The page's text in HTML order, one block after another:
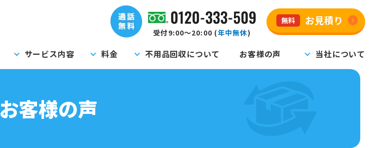
受付9:00～20:00 (年中無休)
無料 お見積り
サービス内容 料金 不用品回収について お客様の声 当社について
お客様の声